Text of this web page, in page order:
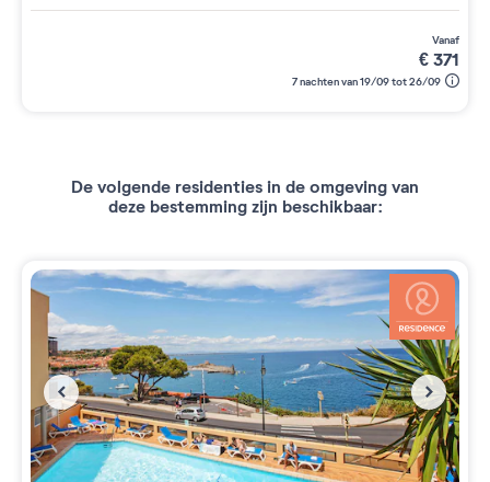
vanaf
€371
7 nachten van 19/09 tot 26/09
De volgende residenties in de omgeving van
deze bestemming zijn beschikbaar: